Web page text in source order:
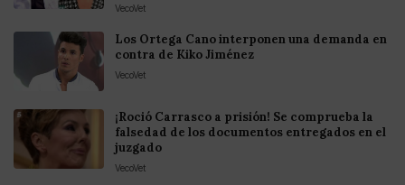
VecoVet
Los Ortega Cano interponen una demanda en
contra de Kiko Jiménez
VecoVet
¡Roció Carrasco a prisión! Se comprueba la
falsedad de los documentos entregados en el
juzgado
VecoVet